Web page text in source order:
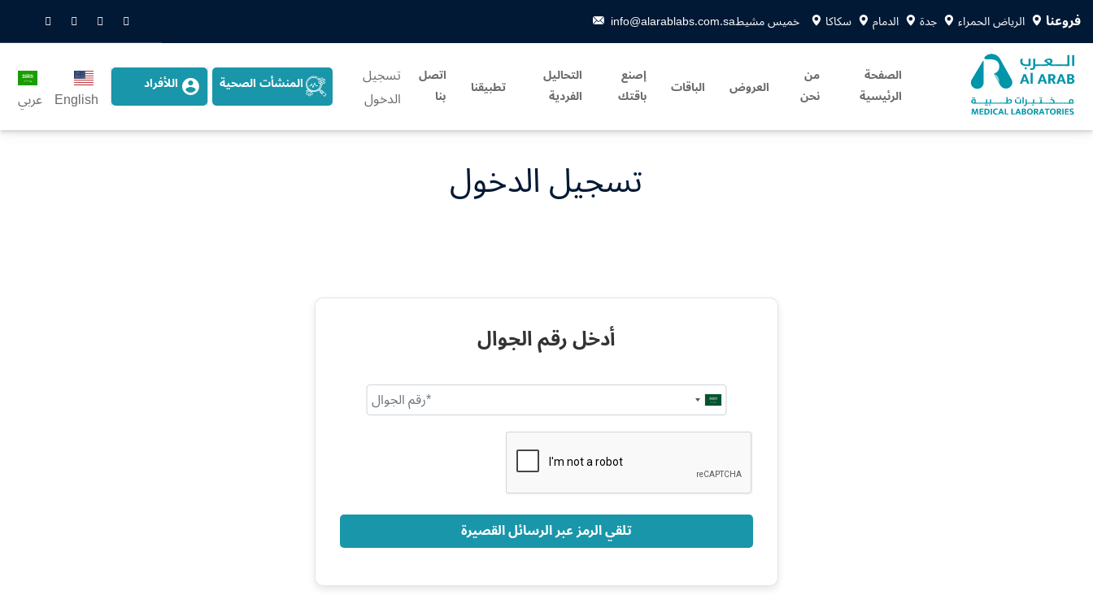
فروعنا الرياض الحمراء جدة الدمام سكاكا خميس مشيطinfo@alarablabs.com.sa
Snapchat
Twitter
LinkedIn
الصفحة
الرئيسية
من
نحن العروض الباقات إصنع
باقتك
التحاليل
الفردية تطبيقنا اتصل
بنا
تسجيل
الدخول
المنشأت الصحية اللأفراد
English عربي
تسجيل الدخول
أدخل رقم الجوال
Saudi
Arabia
تلقي الرمز عبر الرسائل القصيرة